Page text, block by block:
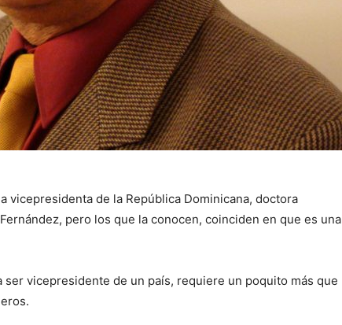
vicepresidenta de la República Dominicana, doctora
pero los que la conocen, coinciden en que es una
ser vicepresidente de un país, requiere un poquito más que